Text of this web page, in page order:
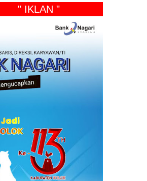
" IKLAN "